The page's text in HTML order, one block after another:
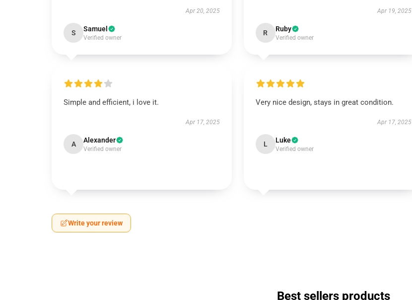
Apr 20, 2025
S Samuel
Verified owner
Apr 19, 2025
R Ruby
Verified owner
Simple and efficient, i love it.
Apr 17, 2025
A Alexander
Verified owner
Very nice design, stays in great condition.
Apr 17, 2025
L Luke
Verified owner
Write your review
Best sellers products